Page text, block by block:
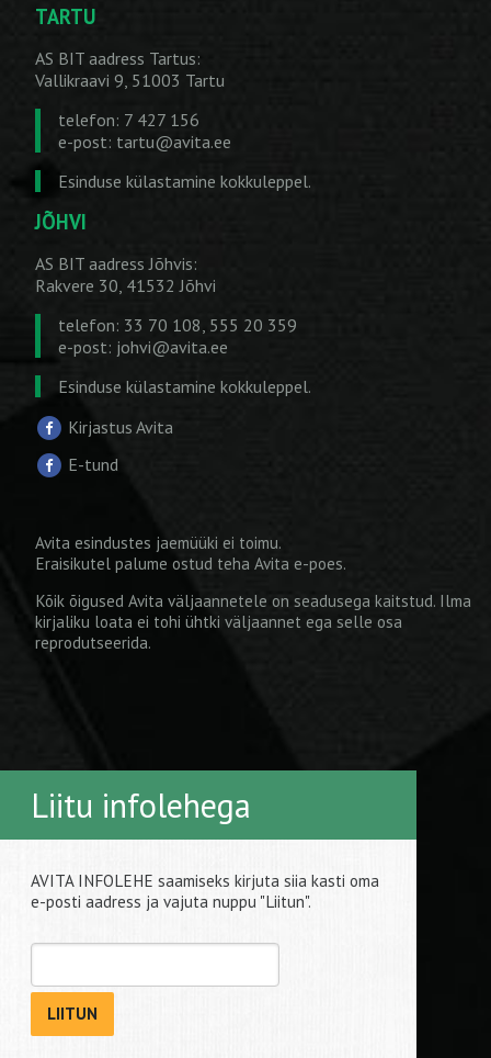
TARTU
AS BIT aadress Tartus:
Vallikraavi 9, 51003 Tartu
telefon: 7 427 156
e-post: tartu@avita.ee
Esinduse külastamine kokkuleppel.
JÕHVI
AS BIT aadress Jõhvis:
Rakvere 30, 41532 Jõhvi
telefon: 33 70 108, 555 20 359
e-post: johvi@avita.ee
Esinduse külastamine kokkuleppel.
Kirjastus Avita
E-tund
Avita esindustes jaemüüki ei toimu.
Eraisikutel palume ostud teha Avita e-poes.
Kõik õigused Avita väljaannetele on seadusega kaitstud. Ilma
kirjaliku loata ei tohi ühtki väljaannet ega selle osa
reprodutseerida.
Liitu infolehega
AVITA INFOLEHE saamiseks kirjuta siia kasti oma
e-posti aadress ja vajuta nuppu "Liitun".
LIITUN